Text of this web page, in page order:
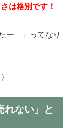
は格別です！
ー！」ってなり
れない」と